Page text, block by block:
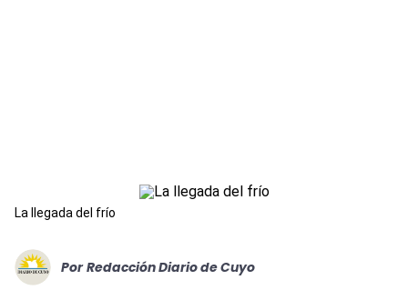
La llegada del frío
Por Redacción Diario de Cuyo